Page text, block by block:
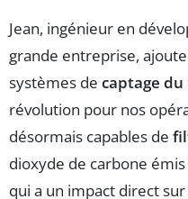
Jean, ingénieur en
grande entreprise,
systèmes de captage du
révolution pour nos
désormais capables de
dioxyde de carbone
qui a un impact direct